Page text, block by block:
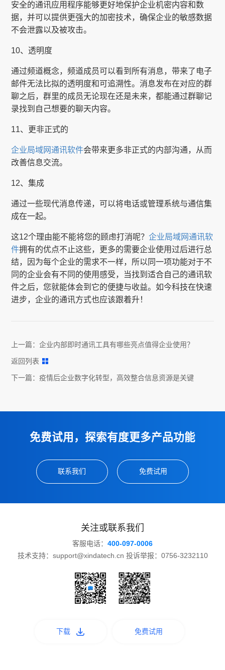
安全的通讯应用程序能够更好地保护企业机密内容和数
据，并可以提供更强大的加密技术，确保企业的敏感数据
不会泄露以及被攻击。
10、透明度
通过频道概念，频道成员可以看到所有消息，带来了电子
邮件无法比拟的透明度和可追溯性。消息发布在对应的群
聊之后，群里的成员无论现在还是未来，都能通过群聊记
录找到自己想要的聊天内容。
11、更非正式的
企业局域网通讯软件会带来更多非正式的内部沟通，从而
改善信息交流。
12、集成
通过一些现代消息传递，可以将电话或管理系统与通信集
成在一起。
这12个理由能不能将您的顾虑打消呢？企业局域网通讯软
件拥有的优点不止这些，更多的需要企业使用过后进行总
结，因为每个企业的需求不一样，所以同一项功能对于不
同的企业会有不同的使用感受，当找到适合自己的通讯软
件之后，您就能体会到它的便捷与收益。如今科技在快速
进步，企业的通讯方式也应该跟着升！
上一篇：企业内部即时通讯工具有哪些亮点值得企业使用？
返回列表
下一篇：疫情后企业数字化转型，高效整合信息资源是关键
免费试用，探索有度更多产品功能
联系我们 免费试用
关注或联系我们
客服电话： 400-097-0006
技术支持：support@xindatech.cn 投诉举报：0756-3232110
下载 免费试用